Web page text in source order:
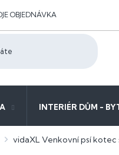
OBJEDNÁVKA
INTERIÉR DŮM -
vidaXL Venkovní psí kotec